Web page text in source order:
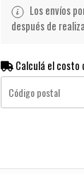
Los envíos
después de
Calculá el costo